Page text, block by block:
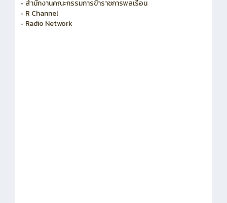
- สำนักงานคณะกรรมการข้าราชการพลเรือน
- R Channel
- Radio Network